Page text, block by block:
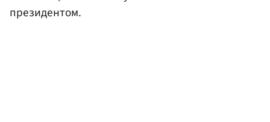
президентом.